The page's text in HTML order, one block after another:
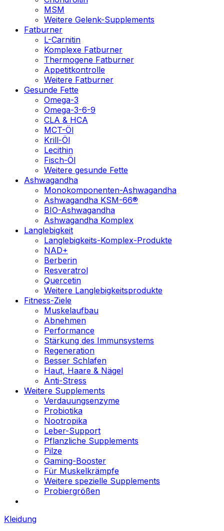
MSM
Weitere Gelenk-Supplements
Fatburner
L-Carnitin
Komplexe Fatburner
Thermogene Fatburner
Appetitkontrolle
Weitere Fatburner
Gesunde Fette
Omega-3
Omega-3-6-9
CLA & HCA
MCT-Öl
Krill-Öl
Lecithin
Fisch-Öl
Weitere gesunde Fette
Ashwagandha
Monokomponenten-Ashwagandha
Ashwagandha KSM-66®
BIO-Ashwagandha
Ashwagandha Komplex
Langlebigkeit
Langlebigkeits-Komplex-Produkte
NAD+
Berberin
Resveratrol
Quercetin
Weitere Langlebigkeitsprodukte
Fitness-Ziele
Muskelaufbau
Abnehmen
Performance
Stärkung des Immunsystems
Regeneration
Besser Schlafen
Haut, Haare & Nägel
Anti-Stress
Weitere Supplements
Verdauungsenzyme
Probiotika
Nootropika
Leber-Support
Pflanzliche Supplements
Pilze
Gaming-Booster
Für Muskelkrämpfe
Weitere spezielle Supplements
Probiergrößen
Kleidung